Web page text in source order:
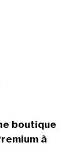
boutique
à